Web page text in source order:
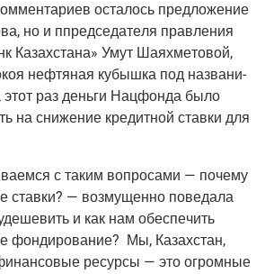
оста­лось пред­ло­же­ние
но и ппред­се­да­те­ля прав­ле­ния
Казах­ста­на» Умут Шаях­ме­то­вой,
неф­тя­ная кубыш­ка под назва­ни­
раз день­ги Нац­фон­да было
на сни­же­ние кре­дит­ной став­ки для
с таким вопро­са­ми — поче­му
став­ки? — воз­му­щен­но пове­да­ла
и как нам обес­пе­чить
фон­ди­ро­ва­ние? Мы, Казах­стан,
ресур­сы — это огром­ные